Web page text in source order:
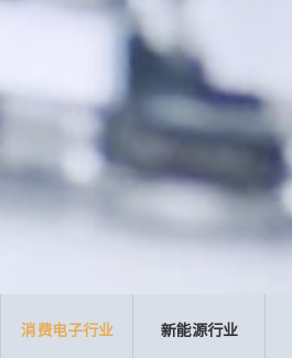
消费电子行业 新能源行业